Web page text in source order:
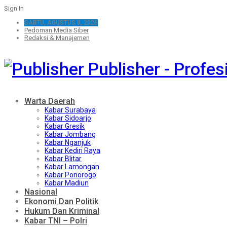
Sign In
SABTU, AGUSTUS 8, 2026
Pedoman Media Siber
Redaksi & Manajemen
Publisher -
Warta Daerah
Kabar Surabaya
Kabar Sidoarjo
Kabar Gresik
Kabar Jombang
Kabar Nganjuk
Kabar Kediri Raya
Kabar Blitar
Kabar Lamongan
Kabar Ponorogo
Kabar Madiun
Nasional
Ekonomi Dan Politik
Hukum Dan Kriminal
Kabar TNI – Polri